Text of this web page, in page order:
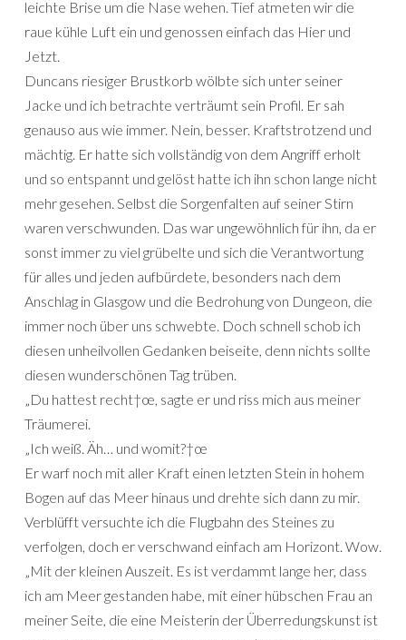
leichte Brise um die Nase wehen. Tief atmeten wir die
raue kühle Luft ein und genossen einfach das Hier und
Jetzt.
Duncans riesiger Brustkorb wölbte sich unter seiner
Jacke und ich betrachte verträumt sein Profil. Er sah
genauso aus wie immer. Nein, besser. Kraftstrotzend und
mächtig. Er hatte sich vollständig von dem Angriff erholt
und so entspannt und gelöst hatte ich ihn schon lange nicht
mehr gesehen. Selbst die Sorgenfalten auf seiner Stirn
waren verschwunden. Das war ungewöhnlich für ihn, da er
sonst immer zu viel grübelte und sich die Verantwortung
für alles und jeden aufbürdete, besonders nach dem
Anschlag in Glasgow und die Bedrohung von Dungeon, die
immer noch über uns schwebte. Doch schnell schob ich
diesen unheilvollen Gedanken beiseite, denn nichts sollte
diesen wunderschönen Tag trüben.
„Du hattest recht†œ, sagte er und riss mich aus meiner
Träumerei.
„Ich weiß. Äh… und womit?†œ
Er warf noch mit aller Kraft einen letzten Stein in hohem
Bogen auf das Meer hinaus und drehte sich dann zu mir.
Verblüfft versuchte ich die Flugbahn des Steines zu
verfolgen, doch er verschwand einfach am Horizont. Wow.
„Mit der kleinen Auszeit. Es ist verdammt lange her, dass
ich am Meer gestanden habe, mit einer hübschen Frau an
meiner Seite, die eine Meisterin der Überredungskunst ist